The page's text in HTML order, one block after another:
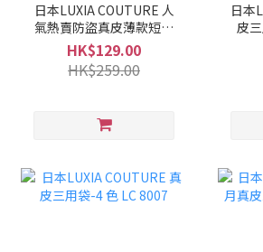
日本LUXIA COUTURE 人
氣熱賣防盜真皮薄款短銀
包-4色JP 36652
HK$129.00
HK$259.00
日本
皮